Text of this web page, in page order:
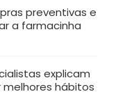
preventivas e
a farmacinha
explicam
hábitos